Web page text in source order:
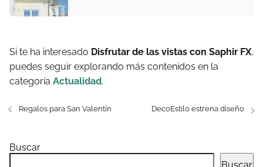
Si te ha interesado Disfrutar de las vistas con Saphir FX,
puedes seguir explorando más contenidos en la
categoría Actualidad.
Regalos para San Valentín DecoEstilo estrena diseño
Buscar